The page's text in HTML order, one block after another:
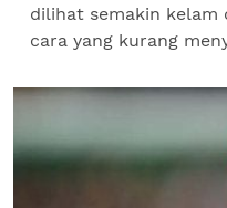
dilihat semakin kelam
cara yang kurang
kelab secara...